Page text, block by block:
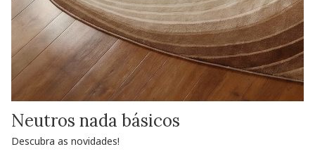
Neutros nada básicos
Descubra as novidades!